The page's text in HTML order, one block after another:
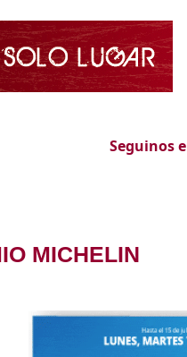
Seguinos
MICHELIN